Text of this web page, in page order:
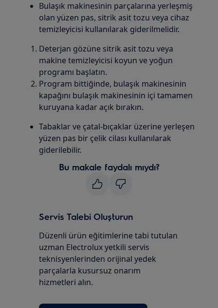
Bulaşık makinesinin parçalarına yerleşmiş
olan yüzen pas, sitrik asit tozu veya cihaz
temizleyicisi kullanılarak giderilmelidir.
Deterjan gözüne sitrik asit tozu veya
makine temizleyicisi koyun ve yoğun
programı başlatın.
Program bittiğinde, bulaşık makinesinin
kapağını bulaşık makinesinin içi tamamen
kuruyana kadar açık bırakın.
Tabaklar ve çatal-bıçaklar üzerine yerleşen
yüzen pas bir çelik cilası kullanılarak
giderilebilir.
Bu makale faydalı mıydı?
Servis Talebi Oluşturun
Düzenli ürün eğitimlerine tabi tutulan
uzman Electrolux yetkili servis
teknisyenlerinden orijinal yedek
parçalarla kusursuz onarım
hizmetleri alın.